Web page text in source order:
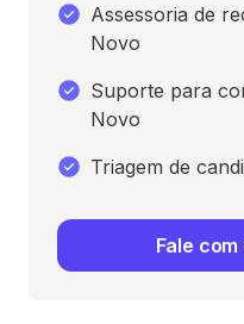
Assessoria de
Novo
Suporte para
Novo
Triagem de
Fale